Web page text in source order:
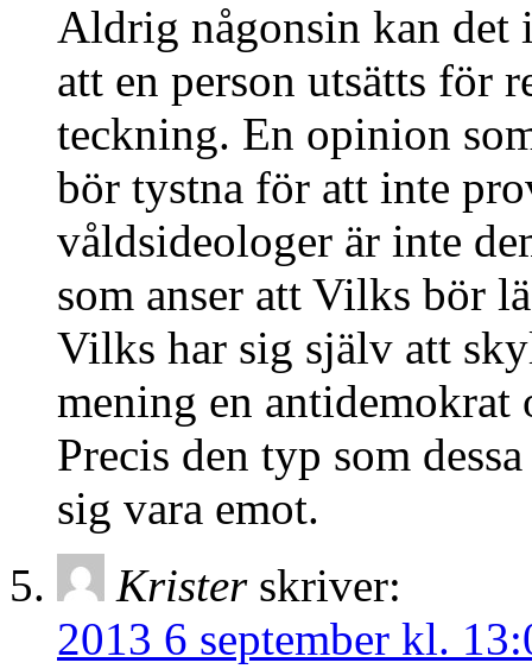
Aldrig någonsin kan det
att en person utsätts för
teckning. En opinion
bör tystna för att inte
våldsideologer är inte
som anser att Vilks bör
Vilks har sig själv att
mening en antidemokrat
Precis den typ som
sig vara emot.
Krister skriver:
2013 6 september kl.